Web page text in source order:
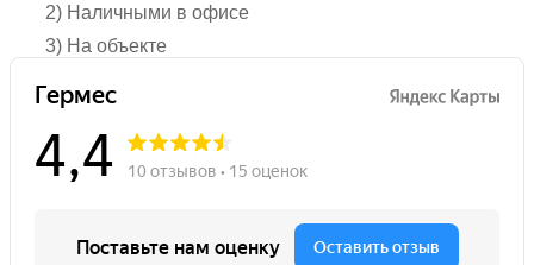
2) Наличными в офисе
3) На объекте